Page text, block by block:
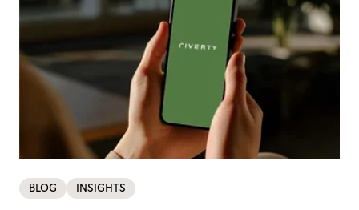
BLOG INSIGHTS